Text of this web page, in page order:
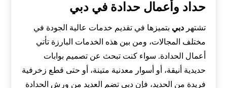
حداد وأعمال حدادة في دبي
تشتهردبي بتميزها في تقديم خدمات عالية الجودة في
مختلف المجالات، ومن بين هذه الخدمات البارزة تأتي
أعمال الحدادة. سواء كنت تبحث عن تصميم بوابات
حديدية أنيقة، أو أسوار معدنية متينة، أو حتى قطع زخرفية
فريدة من الحديد، فإن دبي تضم العديد من ورش الحدادة